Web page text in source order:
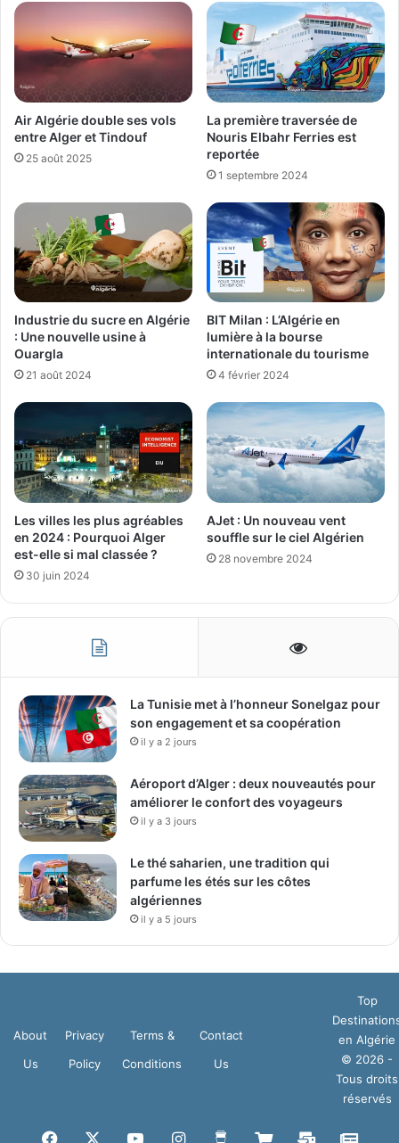
Air Algérie double ses vols
entre Alger et Tindouf
25 août 2025
La première traversée de
Nouris Elbahr Ferries est
reportée
1 septembre 2024
Industrie du sucre en Algérie
: Une nouvelle usine à
Ouargla
21 août 2024
BIT Milan : L’Algérie en
lumière à la bourse
internationale du tourisme
4 février 2024
Les villes les plus agréables
en 2024 : Pourquoi Alger
est-elle si mal classée ?
30 juin 2024
AJet : Un nouveau vent
souffle sur le ciel Algérien
28 novembre 2024
La Tunisie met à l’honneur Sonelgaz pour
son engagement et sa coopération
il y a 2 jours
Aéroport d’Alger : deux nouveautés pour
améliorer le confort des voyageurs
il y a 3 jours
Le thé saharien, une tradition qui
parfume les étés sur les côtes
algériennes
il y a 5 jours
About
Us
Privacy
Policy
Terms &
Conditions
Contact
Us
Top
en Algérie
© 2026 -
Tous droits
réservés
Facebook YouTubeInstagram
Buy BoutiqueMail